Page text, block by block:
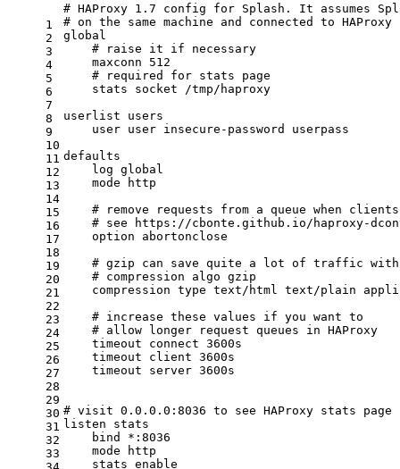
1
2
3
4
5
6
7
8
9
10
11
12
13
14
15
16
17
18
19
20
21
22
23
24
25
26
27
28
29
30
31
32
33
# HAProxy 1.7 config for Splash. It assumes
# on the same machine and connected to
global
    # raise it if necessary
maxconn
512
    # required for stats page
stats
socket /tmp/haproxy
userlist
users
user user insecure-password userpass
defaults
log global
mode
http
# remove requests from a queue when
# see https://cbonte.github.io/haproxy-
option
abortonclose
# gzip can save quite a lot of traffic
    # compression algo gzip
compression type text/html text/plain
    # increase these values if you want to
    # allow longer request queues in HAProxy
timeout
connect 3600s
timeout
client 3600s
timeout
server 3600s
# visit 0.0.0.0:8036 to see HAProxy stats page
listen
stats
bind
*:8036
mode
http
stats enable